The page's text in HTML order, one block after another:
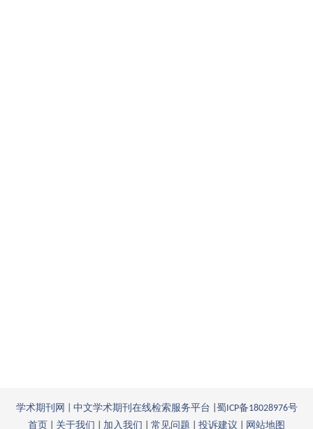
学术期刊网 | 中文学术期刊在线检索服务平台
蜀ICP备18028976号
首页
关于我们 加入我们 常见问题 投诉建议 网站地图